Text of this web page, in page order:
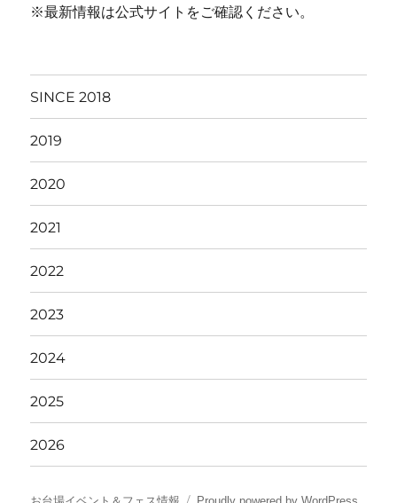
※最新情報は公式サイトをご確認ください。
SINCE 2018
2019
2020
2021
2022
2023
2024
2025
2026